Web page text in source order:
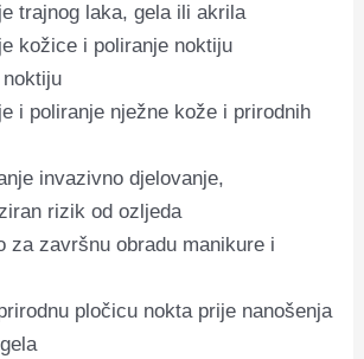
trajnog laka, gela ili akrila
kožice i poliranje noktiju
i poliranje nježne kože i prirodnih
invazivno djelovanje,
rizik od ozljeda
za završnu obradu manikure i
pločicu nokta prije nanošenja